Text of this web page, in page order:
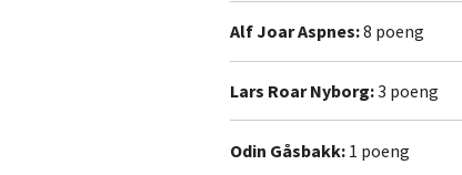
Alf Joar Aspnes:8 poeng
Lars Roar Nyborg:3 poeng
Odin Gåsbakk: 1 poeng